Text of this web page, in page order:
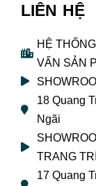
LIÊN HỆ
HỆ
VẤN SẢN
18 Quang
Ngãi
TRANG TRÍ
17 Quang